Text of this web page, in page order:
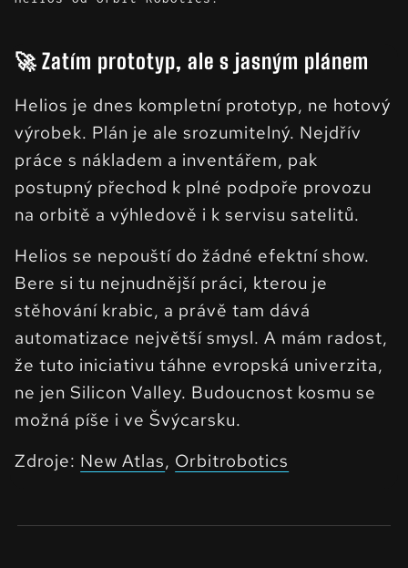
🚀 Zatím prototyp, ale s jasným plánem
Helios je dnes kompletní prototyp, ne hotový
výrobek. Plán je ale srozumitelný. Nejdřív
práce s nákladem a inventářem, pak
postupný přechod k plné podpoře provozu
na orbitě a výhledově i k servisu satelitů.
Helios se nepouští do žádné efektní show.
Bere si tu nejnudnější práci, kterou je
stěhování krabic, a právě tam dává
automatizace největší smysl. A mám radost,
že tuto iniciativu táhne evropská univerzita,
ne jen Silicon Valley. Budoucnost kosmu se
možná píše i ve Švýcarsku.
Zdroje: New Atlas, Orbitrobotics